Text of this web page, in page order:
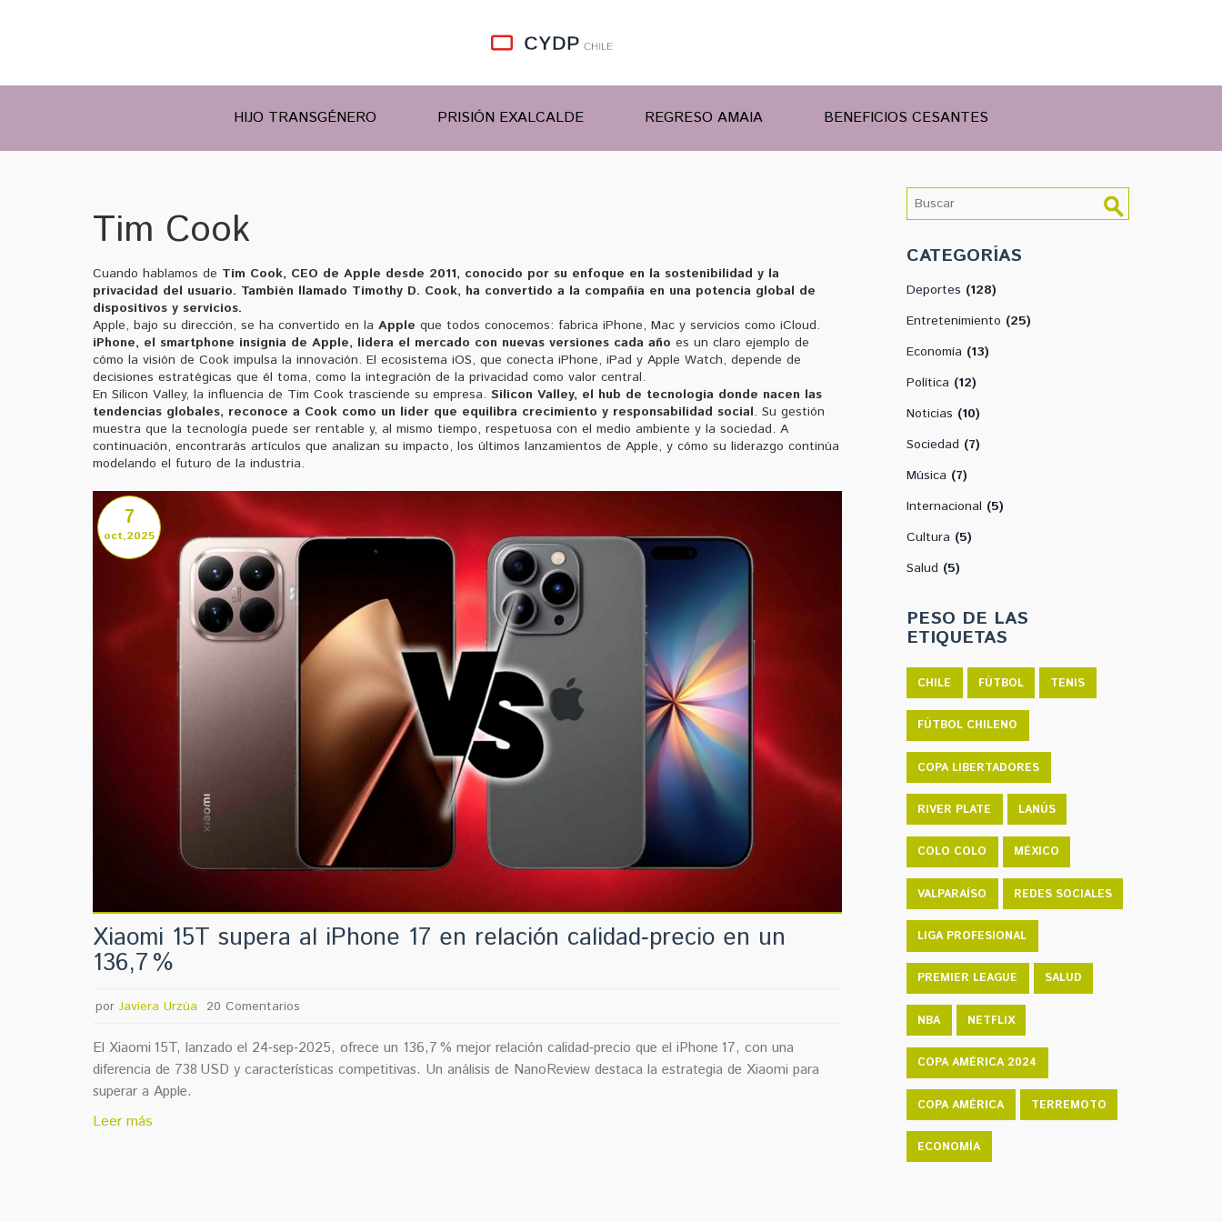
HIJO TRANSGÉNERO PRISIÓN EXALCALDE REGRESO AMAIA BENEFICIOS CESANTES
Tim Cook
Cuando hablamos de Tim Cook, CEO de Apple desde 2011, conocido por su enfoque en la sostenibilidad y la
privacidad del usuario. También llamado Timothy D. Cook, ha convertido a la compañía en una potencia global de
dispositivos y servicios.
Apple, bajo su dirección, se ha convertido en la Apple que todos conocemos: fabrica iPhone, Mac y servicios como iCloud.
iPhone, el smartphone insignia de Apple, lidera el mercado con nuevas versiones cada año es un claro ejemplo de
cómo la visión de Cook impulsa la innovación. El ecosistema iOS, que conecta iPhone, iPad y Apple Watch, depende de
decisiones estratégicas que él toma, como la integración de la privacidad como valor central.
En Silicon Valley, la influencia de Tim Cook trasciende su empresa. Silicon Valley, el hub de tecnología donde nacen las
tendencias globales, reconoce a Cook como un líder que equilibra crecimiento y responsabilidad social. Su gestión
muestra que la tecnología puede ser rentable y, al mismo tiempo, respetuosa con el medio ambiente y la sociedad. A
continuación, encontrarás artículos que analizan su impacto, los últimos lanzamientos de Apple, y cómo su liderazgo continúa
modelando el futuro de la industria.
7
oct,2025
Xiaomi 15T supera al iPhone 17 en relación calidad‑precio en un
136,7 %
por Javiera Urzúa 20 Comentarios
El Xiaomi 15T, lanzado el 24‑sep‑2025, ofrece un 136,7 % mejor relación calidad‑precio que el iPhone 17, con una
diferencia de 738 USD y características competitivas. Un análisis de NanoReview destaca la estrategia de Xiaomi para
superar a Apple.
Leer más
CATEGORÍAS
Deportes (128)
Entretenimiento (25)
Economía (13)
Política (12)
Noticias (10)
Sociedad (7)
Música (7)
Internacional (5)
Cultura (5)
Salud (5)
PESO DE LAS
ETIQUETAS
CHILE FÚTBOL TENIS
FÚTBOL CHILENO
COPA LIBERTADORES
RIVER PLATE LANÚS
COLO COLO MÉXICO
VALPARAÍSO REDES SOCIALES
LIGA PROFESIONAL
PREMIER LEAGUE SALUD
NBA NETFLIX
COPA AMÉRICA 2024
COPA AMÉRICA TERREMOTO
ECONOMÍA